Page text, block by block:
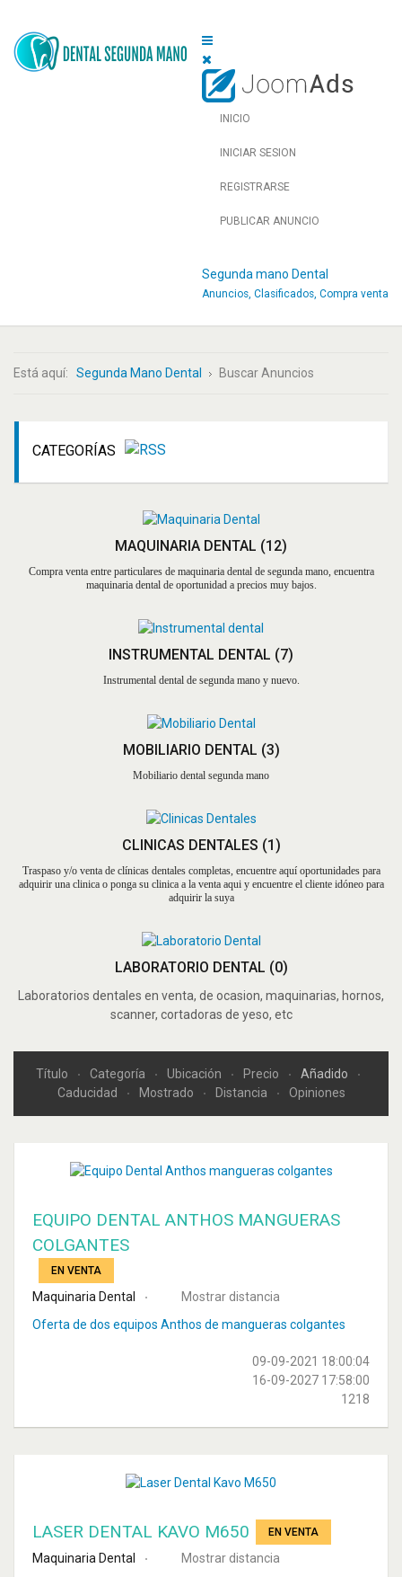
INICIO
INICIAR SESION
REGISTRARSE
PUBLICAR ANUNCIO
Segunda mano Dental
Anuncios, Clasificados, Compra venta
Está aquí: Segunda Mano Dental Buscar Anuncios
CATEGORÍAS
MAQUINARIA DENTAL (12)
Compra venta entre particulares de maquinaria dental de segunda mano, encuentra
maquinaria dental de oportunidad a precios muy bajos.
INSTRUMENTAL DENTAL (7)
Instrumental dental de segunda mano y nuevo.
MOBILIARIO DENTAL (3)
Mobiliario dental segunda mano
CLINICAS DENTALES (1)
Traspaso y/o venta de clínicas dentales completas, encuentre aquí oportunidades para
adquirir una clinica o ponga su clinica a la venta aqui y encuentre el cliente idóneo para
adquirir la suya
LABORATORIO DENTAL (0)
Laboratorios dentales en venta, de ocasion, maquinarias, hornos,
scanner, cortadoras de yeso, etc
Título Categoría Ubicación Precio
Añadido
Caducidad
Mostrado Distancia Opiniones
EQUIPO DENTAL ANTHOS MANGUERAS
COLGANTES
EN VENTA
Maquinaria Dental
Mostrar distancia
Oferta de dos equipos Anthos de mangueras colgantes
09-09-2021 18:00:04
16-09-2027 17:58:00
1218
LASER DENTAL KAVO M650 EN VENTA
Maquinaria Dental
Mostrar distancia